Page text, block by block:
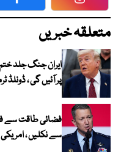
Facebook
متعلقہ خبریں
ایران جنگ جلد
پر آئیں گی ، ڈونلڈ
فضائی طاقت سے
سے نکلیں ،